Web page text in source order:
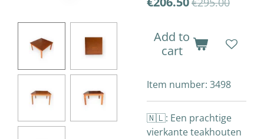
Add to
cart
Item number: 3498
🇳🇱: Een prachtige
vierkante teakhouten